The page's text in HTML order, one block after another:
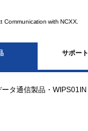
Communication with NCXX.
サポート
ータ通信製品 ・ WIPS01IN